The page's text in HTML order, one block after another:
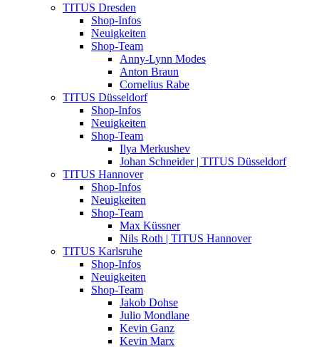
TITUS Dresden
Shop-Infos
Neuigkeiten
Shop-Team
Anny-Lynn Modes
Anton Braun
Cornelius Rabe
TITUS Düsseldorf
Shop-Infos
Neuigkeiten
Shop-Team
Ilya Merkushev
Johan Schneider | TITUS Düsseldorf
TITUS Hannover
Shop-Infos
Neuigkeiten
Shop-Team
Max Küssner
Nils Roth | TITUS Hannover
TITUS Karlsruhe
Shop-Infos
Neuigkeiten
Shop-Team
Jakob Dohse
Julio Mondlane
Kevin Ganz
Kevin Marx